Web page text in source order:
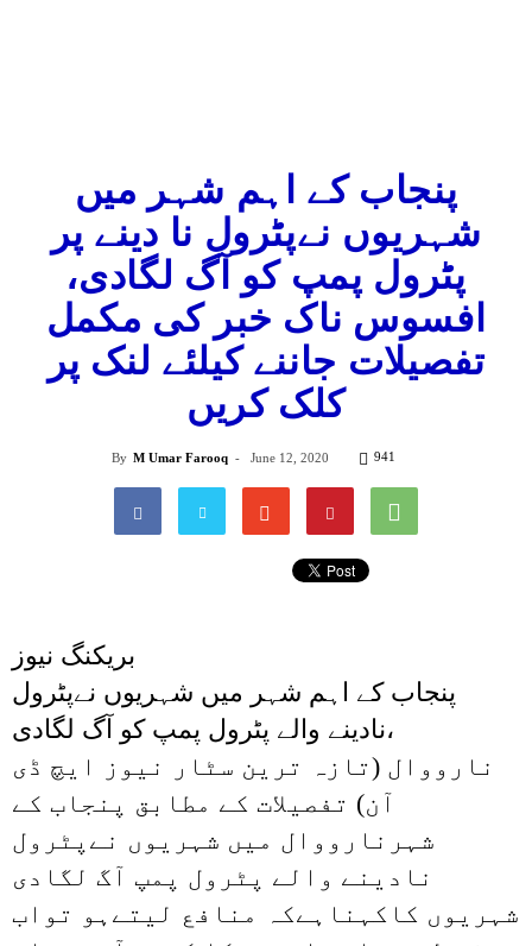
پنجاب کے اہم شہر میں
شہریوں نےپٹرول نا دینے پر
پٹرول پمپ کو آگ لگادی،
افسوس ناک خبر کی مکمل
تفصیلات جاننے کیلئے لنک پر
کلک کریں
By M Umar Farooq - June 12, 2020 941
بریکنگ نیوز
پنجاب کے اہم شہر میں شہریوں نےپٹرول
نادینے والے پٹرول پمپ کو آگ لگادی،
نارووال (تازہ ترین سٹار نیوز ایچ ڈی
آن) تفصیلات کے مطابق ‏پنجاب کے
شہرنارووال میں شہریوں نےپٹرول
نادینے والے پٹرول پمپ آگ لگادی
شہریوں کاکہناہےکہ منافع لیتےہو تواب